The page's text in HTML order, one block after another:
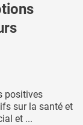
positives
sur la santé et
et ...